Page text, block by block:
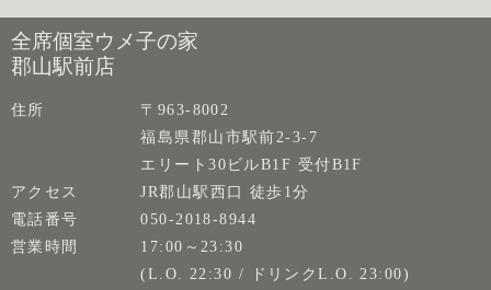
全席個室ウメ子の家
郡山駅前店
住所
〒963-8002
福島県郡山市駅前2-3-7
エリート30ビルB1F 受付B1F
アクセス
JR郡山駅西口 徒歩1分
電話番号
050-2018-8944
営業時間
17:00～23:30
(L.O. 22:30 / ドリンクL.O. 23:00)